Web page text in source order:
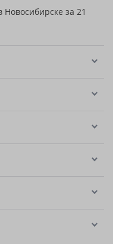
Новосибирске за 21